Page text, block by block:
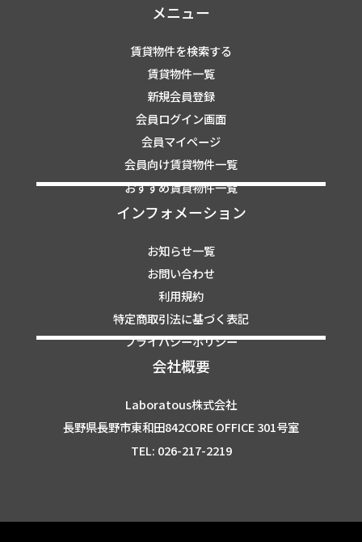
メニュー
賃貸物件を検索する
賃貸物件一覧
新規会員登録
会員ログイン画面
会員マイページ
会員向け賃貸物件一覧
おすすめ賃貸物件一覧
インフォメーション
お知らせ一覧
お問い合わせ
利用規約
特定商取引法に基づく表記
プライバシーポリシー
会社概要
Laboratous株式会社
長野県長野市東和田842CORE OFFICE 301号室
TEL: 026-217-2219